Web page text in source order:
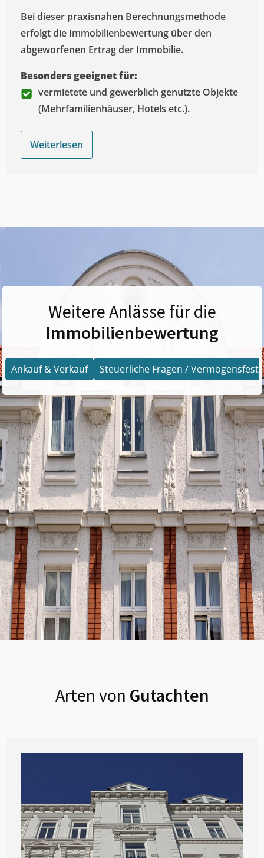
Bei dieser praxisnahen Berechnungsmethode
erfolgt die Immobilienbewertung über den
abgeworfenen Ertrag der Immobilie.
Besonders geeignet für:
vermietete und gewerblich genutzte Objekte
(Mehrfamilienhäuser, Hotels etc.).
Weiterlesen
Weitere Anlässe für die
Immobilienbewertung
Ankauf & Verkauf Steuerliche Fragen /
Arten von Gutachten